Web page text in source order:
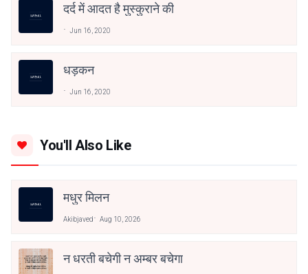
दर्द में आदत है मुस्कुराने की
Jun 16, 2020
धड़कन
Jun 16, 2020
You'll Also Like
मधुर मिलन
Akibjaved Aug 10, 2026
न धरती बचेगी न अम्बर बचेगा